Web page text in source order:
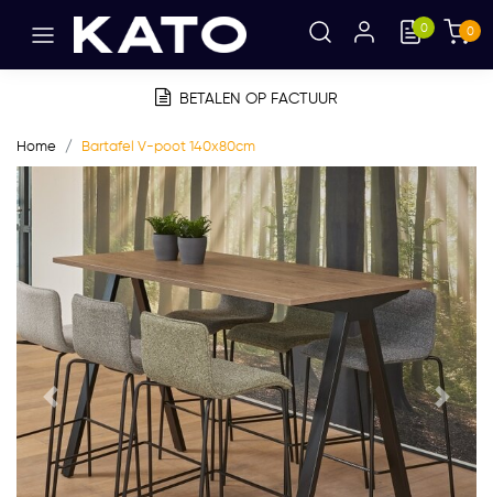
0 0
BETALEN OP FACTUUR
Home Bartafel V-poot 140x80cm
Vorige